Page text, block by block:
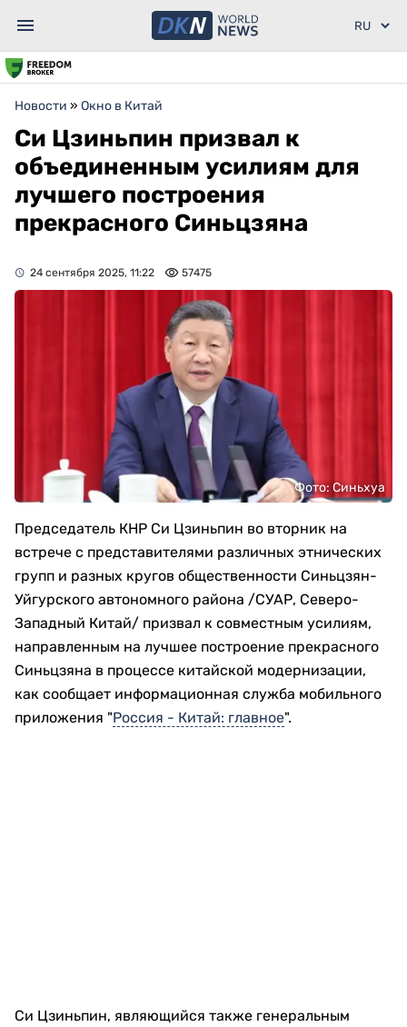
Новости » Окно в Китай
Си Цзиньпин призвал к
объединенным усилиям для
лучшего построения
прекрасного Синьцзяна
24 сентября 2025, 11:22 57475
Фото: Синьхуа
Председатель КНР Си Цзиньпин во вторник на
встрече с представителями различных этнических
групп и разных кругов общественности Синьцзян-
Уйгурского автономного района /СУАР, Северо-
Западный Китай/ призвал к совместным усилиям,
направленным на лучшее построение прекрасного
Синьцзяна в процессе китайской модернизации,
как сообщает информационная служба мобильного
приложения "Россия - Китай: главное".
Си Цзиньпин, являющийся также генеральным